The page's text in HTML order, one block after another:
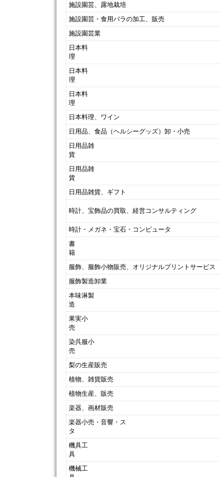
施設園芸、露地栽培
施設園芸・食用バラの加工、販売
施設園芸業
日本料
日本料
日本料
日本料理、ワイン
日用品、食品（ヘルシーグッズ）卸・小売
日用品雑
日用品雑
日用品雑貨、ギフト
時計、宝飾品の買取、経営コンサルティング
時計・メガネ・宝石・コンピュータ
書
服飾、服飾小物販売、オリジナルプリントサービス
服飾製造卸業
本味淋製
果実小
染呉服小
梨の生産販売
植物、雑貨販売
植物生産、販売
楽器、画材販売
楽器小売・音響・ス
タ
機具工
機械工